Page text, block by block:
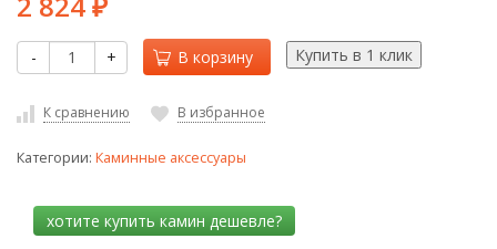
₽
- + В корзину
К сравнению В избранное
Категории: Каминные аксессуары